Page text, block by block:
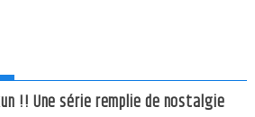
!! Une série remplie de nostalgie